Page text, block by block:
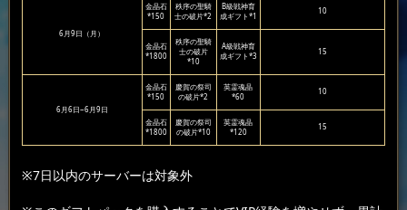
6月9日（月）
金晶石
*150
秩序の聖騎
士の破片*2
B級戦神育
成ギフト*1
10
金晶石
*1800
秩序の聖騎
士の破片
*10
A級戦神育
成ギフト*3
15
6月6日~6月9日
金晶石
*150
慶賀の祭司
の破片*2
英霊魂晶
*60
10
金晶石
*1800
慶賀の祭司
の破片*10
英霊魂晶
*120
15
※7日以内のサーバーは対象外